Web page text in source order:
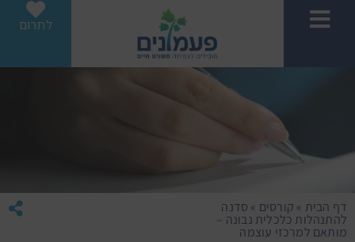
לתרום
דף הבית » קורסים » סדנה
להתנהלות כלכלית נבונה –
מותאם למרכזי עוצמה